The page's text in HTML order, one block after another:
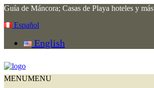
Guía de Máncora; Casas de Playa hoteles y más
Español
English
MENUMENU